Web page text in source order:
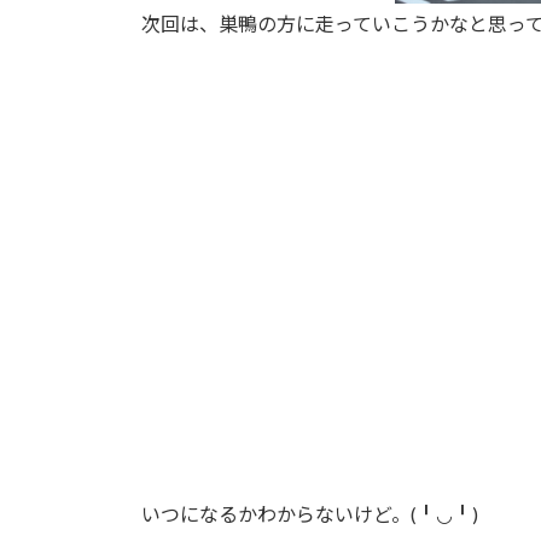
次回は、巣鴨の方に走っていこうかなと思って
いつになるかわからないけど。(╹◡╹)